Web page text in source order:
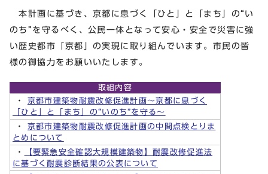
本計画に基づき、京都に息づく「ひと」と「まち」の“い
のち”を守るべく、公民一体となって安心・安全で災害に強
い歴史都市「京都」の実現に取り組んでいます。市民の皆
様の御協力をお願いいたします。
取組内容
・ 京都市建築物耐震改修促進計画～京都に息づく
「ひと」と「まち」の“いのち”を守る～
・ 京都市建築物耐震改修促進計画の中間点検とりま
とめについて
・
【要緊急安全確認大規模建築物】耐震改修促進法
に基づく耐震診断結果の公表について